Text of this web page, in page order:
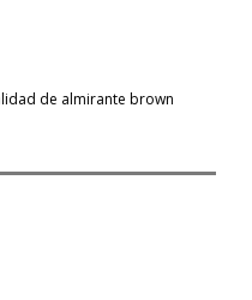
de almirante brown